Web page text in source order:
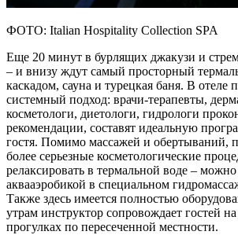
ФОТО: Italian Hospitality Collection SPA
Еще 20 минут в бурлящих джакузи и
– и внизу ждут самый просторный
каскадом, сауна и турецкая баня. В отеле
системный подход: врачи-терапевты,
косметологи, диетологи, гидрологи
рекомендации, составят идеальную
гостя. Помимо массажей и обертываний,
более серьезные косметологические
релаксировать в термальной воде – можно
аквааэробикой в специальном
Также здесь имеется полностью
утрам инструктор сопровождает гостей
прогулках по пересеченной местности.